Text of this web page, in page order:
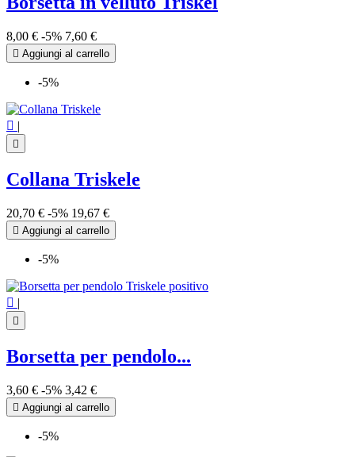
8,00 € -5% 7,60 €
 Aggiungi al carrello
-5%
 |

Collana Triskele
20,70 € -5% 19,67 €
 Aggiungi al carrello
-5%
 |

Borsetta per pendolo...
3,60 € -5% 3,42 €
 Aggiungi al carrello
-5%